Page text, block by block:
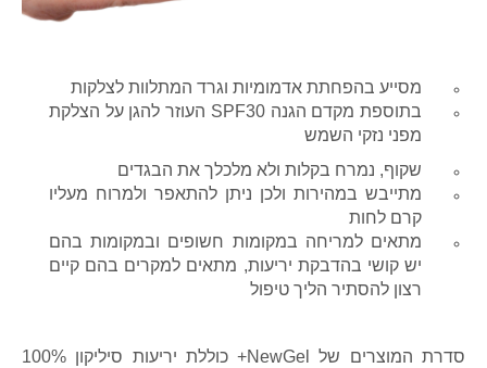
מסייע בהפחתת אדמומיות וגרד המתלוות לצלקות
בתוספת מקדם הגנה SPF30 העוזר להגן על הצלקת
מפני נזקי השמש
שקוף, נמרח בקלות ולא מלכלך את הבגדים
מתייבש במהירות ולכן ניתן להתאפר ולמרוח מעליו
קרם לחות
מתאים למריחה במקומות חשופים ובמקומות בהם
יש קושי בהדבקת יריעות, מתאים למקרים בהם קיים
רצון להסתיר הליך טיפול
סדרת המוצרים של NewGel+ כוללת
יריעות סיליקון 100%